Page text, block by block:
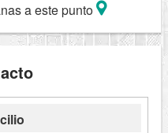
a este punto